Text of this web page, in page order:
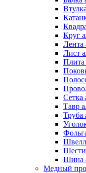
Круг
Лента
Лист
Плита
Сетка
Тавр
Труба
Шина
Медный